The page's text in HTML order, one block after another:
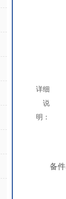
详细
说
明：
备